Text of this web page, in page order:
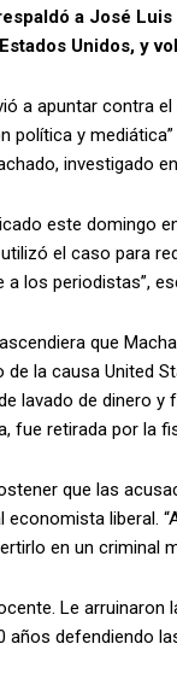
a José
Unidos, y
a apuntar contra
política y
investigado
este domingo
el caso para
los periodistas”,
que
la causa United
lavado de dinero
fue retirada por la
que las
liberal.
en un criminal
Le
defendiendo